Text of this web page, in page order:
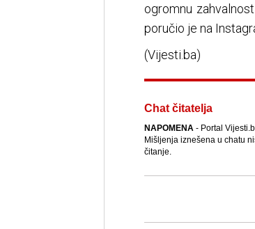
ogromnu
poručio je na
(Vijesti.ba)
Chat čitatelja
NAPOMENA- Portal
Mišljenja iznešena u chatu
čitanje.